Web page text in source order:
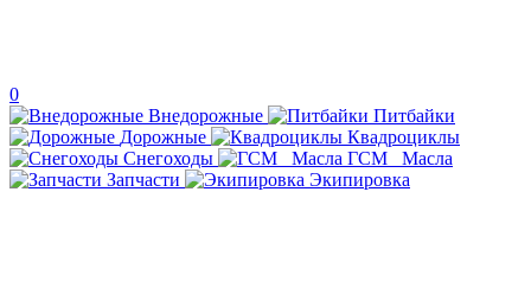
0
Внедорожные
Питбайки
Дорожные
Квадроциклы
Снегоходы
ГСМ _Масла
Запчасти
Экипировка